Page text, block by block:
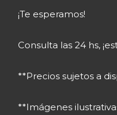
¡Te esperamos!
Consulta las 24 hs,
**Precios sujetos a
**Imágenes